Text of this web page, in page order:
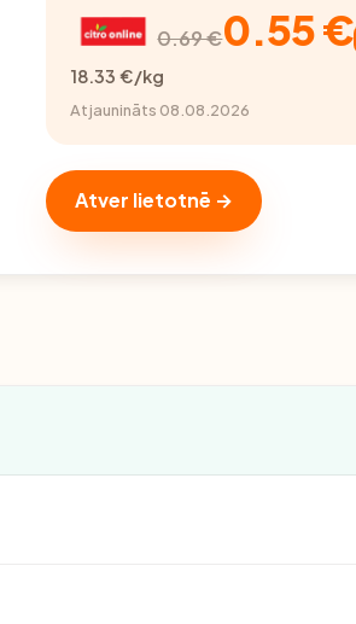
0.69 €0.55 €
18.33 €/kg
Atjaunināts 08.08.2026
Atver lietotnē →